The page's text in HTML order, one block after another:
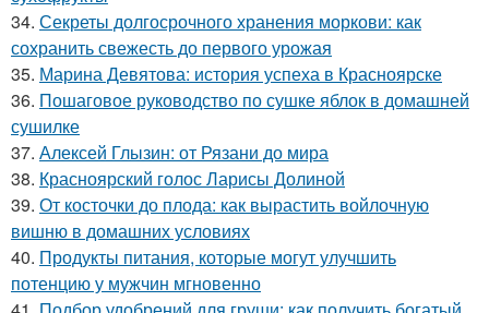
34. Секреты долгосрочного хранения моркови: как
сохранить свежесть до первого урожая
35. Марина Девятова: история успеха в Красноярске
36. Пошаговое руководство по сушке яблок в домашней
сушилке
37. Алексей Глызин: от Рязани до мира
38. Красноярский голос Ларисы Долиной
39. От косточки до плода: как вырастить войлочную
вишню в домашних условиях
40. Продукты питания, которые могут улучшить
потенцию у мужчин мгновенно